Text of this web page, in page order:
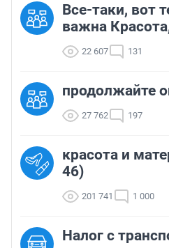
Все-таки, вот
важна
22 607 131
продолжайте
27 762 197
красота и
46)
201 741 1 000
Налог с